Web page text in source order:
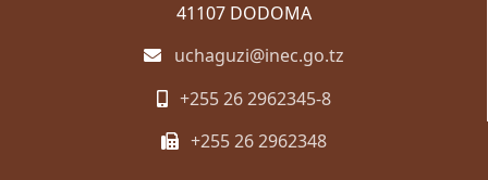
41107 DODOMA
uchaguzi@inec.go.tz
+255 26 2962345-8
+255 26 2962348